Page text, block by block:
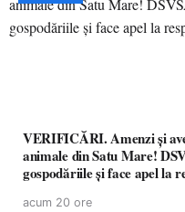
VERIFICĂRI. Amenzi și
animale din Satu Mare!
gospodăriile și face apel la
acum 20 ore